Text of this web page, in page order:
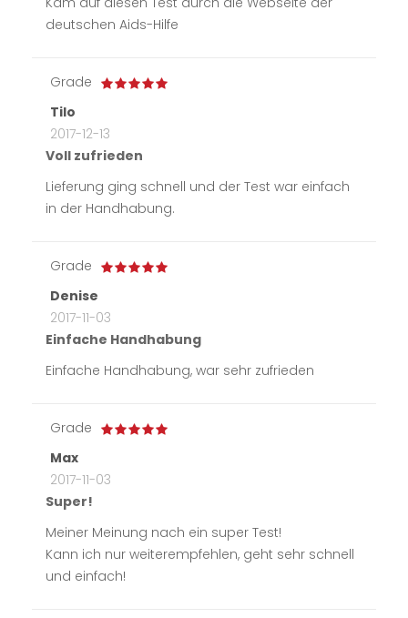
deutschen Aids-Hilfe
Grade
Tilo
2017-12-13
Voll zufrieden
Lieferung ging schnell und der Test war einfach
in der Handhabung.
Grade
Denise
2017-11-03
Einfache Handhabung
Einfache Handhabung, war sehr zufrieden
Grade
Max
2017-11-03
Super!
Meiner Meinung nach ein super Test!
Kann ich nur weiterempfehlen, geht sehr schnell
und einfach!